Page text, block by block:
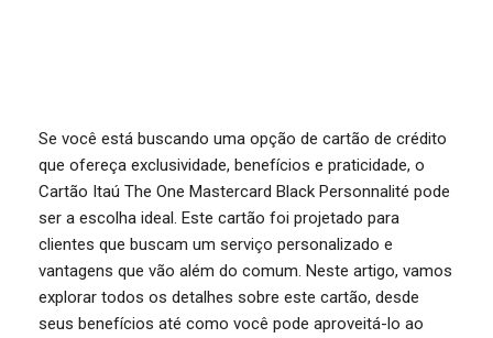
Se você está buscando uma opção de cartão de crédito
que ofereça exclusividade, benefícios e praticidade, o
Cartão Itaú The One Mastercard Black Personnalité pode
ser a escolha ideal. Este cartão foi projetado para
clientes que buscam um serviço personalizado e
vantagens que vão além do comum. Neste artigo, vamos
explorar todos os detalhes sobre este cartão, desde
seus benefícios até como você pode aproveitá-lo ao